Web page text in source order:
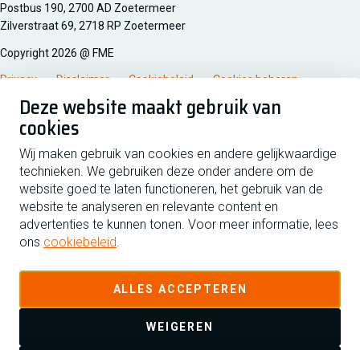
Deze website maakt gebruik van
cookies
Wij maken gebruik van cookies en andere gelijkwaardige
technieken. We gebruiken deze onder andere om de
website goed te laten functioneren, het gebruik van de
website te analyseren en relevante content en
advertenties te kunnen tonen. Voor meer informatie, lees
ons cookiebeleid.
ALLES ACCEPTEREN
WEIGEREN
Managementsyteem certificatie DNV iso/iec 27001
Postbus 190, 2700 AD Zoetermeer
Zilverstraat 69, 2718 RP Zoetermeer
Copyright 2026 @ FME
Privacy Disclaimer Cookiebeleid Cookies beheren
Schrijf je in voor de nieuwsbrief
Voornaam
Achternaam